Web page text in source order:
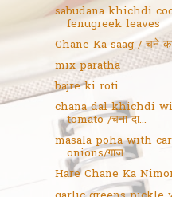
sabudana khichdi
fenugreek leaves
Chane Ka saag / चने
mix paratha
bajre ki roti
chana dal khichdi
tomato /चना दा...
masala poha with
onions/गाज...
Hare Chane Ka